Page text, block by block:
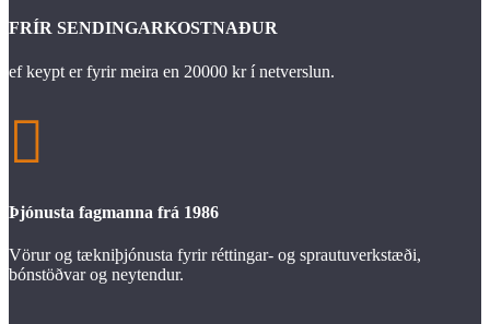
FRÍR SENDINGARKOSTNAÐUR
ef keypt er fyrir meira en 20000 kr í netverslun.

Þjónusta fagmanna frá 1986
Vörur og tækniþjónusta fyrir réttingar- og sprautuverkstæði,
bónstöðvar og neytendur.